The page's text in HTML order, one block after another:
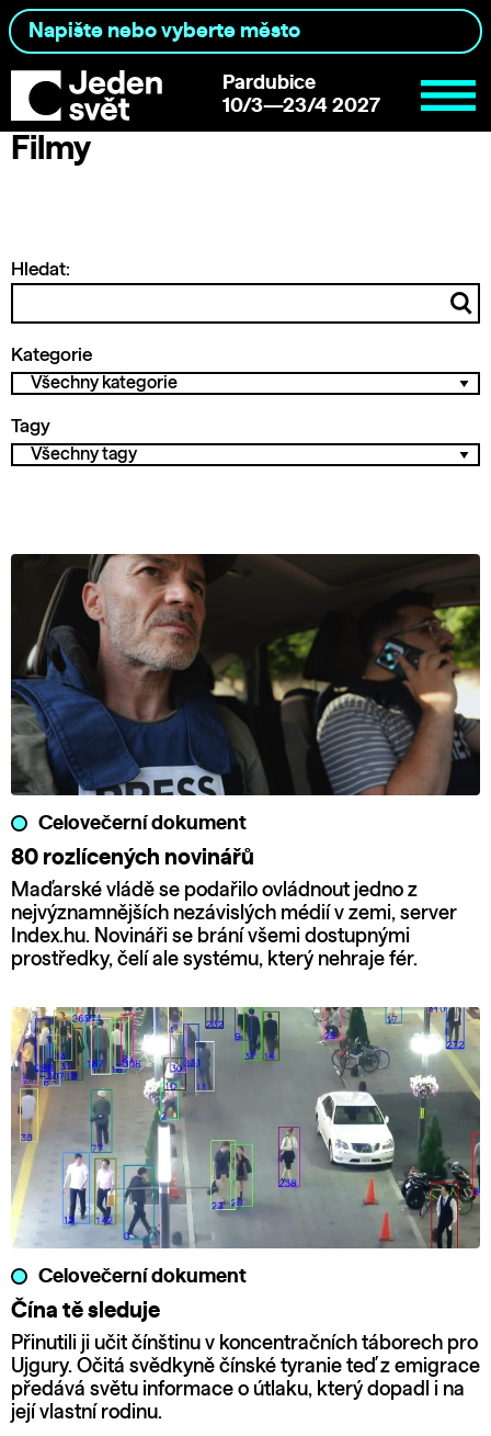
Pardubice
10/3—23/4 2027
Filmy
Hledat:
Kategorie
Tagy
Celovečerní dokument
80 rozlícených novinářů
Maďarské vládě se podařilo ovládnout jedno z
nejvýznamnějších nezávislých médií v zemi, server
Index.hu. Novináři se brání všemi dostupnými
prostředky, čelí ale systému, který nehraje fér.
Celovečerní dokument
Čína tě sleduje
Přinutili ji učit čínštinu v koncentračních táborech pro
Ujgury. Očitá svědkyně čínské tyranie teď z emigrace
předává světu informace o útlaku, který dopadl i na
její vlastní rodinu.